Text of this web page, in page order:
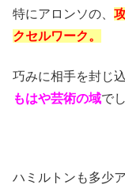
特にアロンソの、
クセルワーク。
巧みに相手を封じ
もはや芸術の域で
ハミルトンも多少